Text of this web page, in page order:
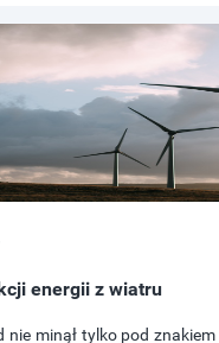
energii z wiatru
nie minął tylko pod